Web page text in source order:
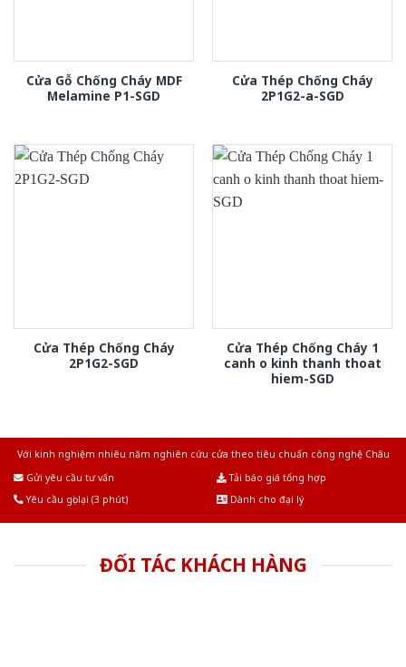
Cửa Gỗ Chống Cháy MDF
Melamine P1-SGD
Cửa Thép Chống Cháy
2P1G2-a-SGD
Cửa Thép Chống Cháy
2P1G2-SGD
Cửa Thép Chống Cháy 1
canh o kinh thanh thoat
hiem-SGD
Với kinh nghiệm nhiêu năm nghiên cứu cửa theo tiêu chuẩn công nghệ Châu
Gửi yêu cầu tư vấn
Tải báo giá tổng hợp
Yêu cầu gọi lại (3 phút)
Dành cho đại lý
ĐỐI TÁC KHÁCH HÀNG